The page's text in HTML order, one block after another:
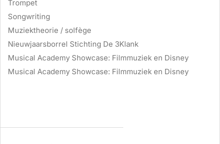
Trompet
Songwriting
Muziektheorie / solfège
Nieuwjaarsborrel Stichting De 3Klank
Musical Academy Showcase: Filmmuziek en Disney
Musical Academy Showcase: Filmmuziek en Disney